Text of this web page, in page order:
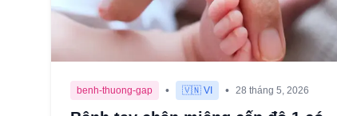
benh-thuong-gap • 🇻🇳 VI • 28 tháng 5, 2026